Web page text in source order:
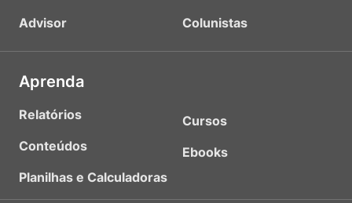
Advisor
Colunistas
Aprenda
Relatórios
Conteúdos
Planilhas e Calculadoras
Cursos
Ebooks